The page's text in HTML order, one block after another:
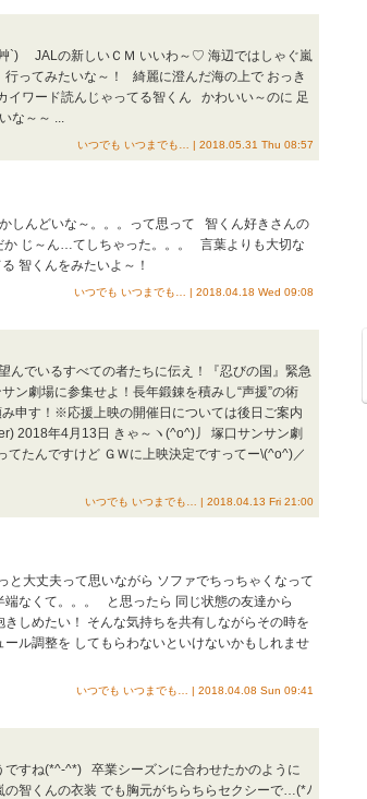
JALの新しいＣＭ いいわ～♡ 海辺ではしゃぐ嵐
ってみたいな～！ 綺麗に澄んだ海の上で おっき
イワード読んじゃってる智くん かわいい～のに 足
な～～ ...
いつでも いつまでも… | 2018.05.31 Thu 08:57
しんどいな～。。。って思って 智くん好きさんの
か じ～ん…てしちゃった。。。 言葉よりも大切な
智くんをみたいよ～！
いつでも いつまでも… | 2018.04.18 Wed 09:08
んでいるすべての者たちに伝え！『忍びの国』緊急
ン劇場に参集せよ！長年鍛錬を積みし“声援”の術
申す！※応援上映の開催日については後日ご案内
2018年4月13日 きゃ～ヽ(^o^)丿 塚口サンサン劇
たんですけど ＧＷに上映決定ですってー\(^o^)／
いつでも いつまでも… | 2018.04.13 Fri 21:00
大丈夫って思いながら ソファでちっちゃくなって
なくて。。。 と思ったら 同じ状態の友達から
しめたい！ そんな気持ちを共有しながらその時を
ル調整を してもらわないといけないかもしれませ
いつでも いつまでも… | 2018.04.08 Sun 09:41
ですね(*^-^*) 卒業シーズンに合わせたかのように
智くんの衣装 でも胸元がちらちらセクシーで…(*ﾉ